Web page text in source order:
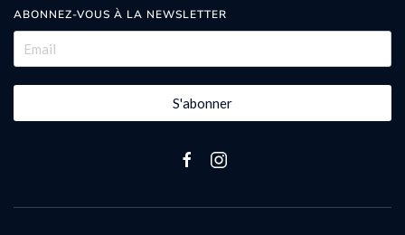
ABONNEZ-VOUS À LA NEWSLETTER
S'abonner